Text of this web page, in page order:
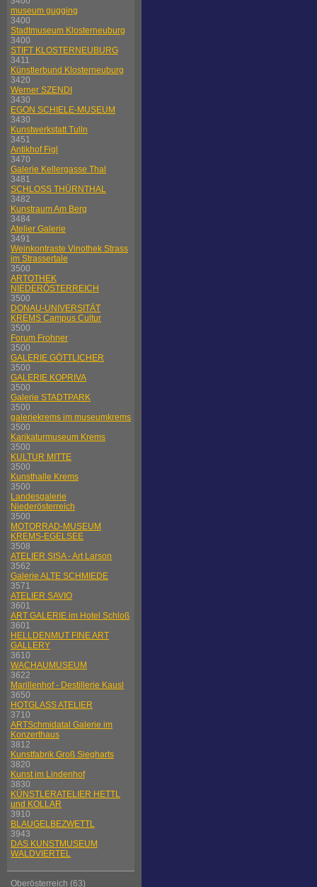
museum gugging
3400
Stadtmuseum Klosterneuburg
3400
STIFT KLOSTERNEUBURG
3411
Künstlerbund Klosterneuburg
3420
Werner SZENDI
3430
EGON SCHIELE-MUSEUM
3430
Kunstwerkstatt Tulln
3451
Antikhof Figl
3470
Galerie Kellergasse Thal
3481
SCHLOSS THÜRNTHAL
3482
Kunstraum Am Berg
3484
Atelier Galerie
3491
Weinkontraste Vinothek Strass
im Strassertale
3500
ARTOTHEK
NIEDERÖSTERREICH
3500
DONAU-UNIVERSITÄT
KREMS Campus Cultur
3500
Forum Frohner
3500
GALERIE GÖTTLICHER
3500
GALERIE KOPRIVA
3500
Galerie STADTPARK
3500
galeriekrems im museumkrems
3500
Karikaturmuseum Krems
3500
KULTUR MITTE
3500
Kunsthalle Krems
3500
Landesgalerie
Niederösterreich
3500
MOTORRAD-MUSEUM
KREMS-EGELSEE
3508
ATELIER SISA - Art Larson
3562
Galerie ALTE SCHMIEDE
3571
ATELIER SAVIO
3601
ART GALERIE im Hotel Schloß
3601
HELLDENMUT FINE ART
GALLERY
3610
WACHAUMUSEUM
3622
Marillenhof - Destillerie Kausl
3650
HOTGLASS ATELIER
3710
ARTSchmidatal Galerie im
Konzerthaus
3812
Kunstfabrik Groß Siegharts
3820
Kunst im Lindenhof
3830
KÜNSTLERATELIER HETTL
und KOLLAR
3910
BLAUGELBEZWETTL
3943
DAS KUNSTMUSEUM
WALDVIERTEL
Oberösterreich (63)